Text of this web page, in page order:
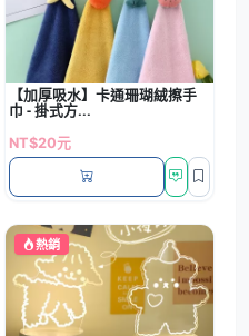
【加厚吸水】卡通珊瑚絨擦手
巾 - 掛式方...
NT$20元
熱銷